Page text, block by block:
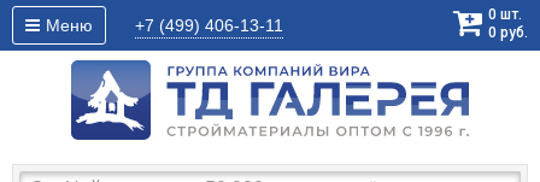
Меню +7 (499) 406-13-11
0 шт.
0 руб.